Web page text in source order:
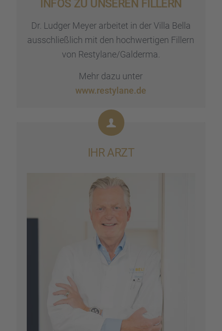
INFOS ZU UNSEREN FILLERN
Dr. Ludger Meyer arbei­tet in der Villa Bella
ausschließ­lich mit den hochwer­ti­gen Fillern
von Restylane/Galderma.
Mehr dazu unter
www.restylane.de
IHR ARZT